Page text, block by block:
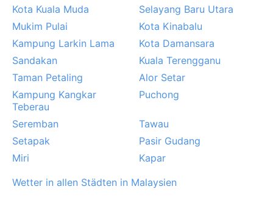
können sintflutartige Regenfälle zu
Überschwemmungen in tief liegenden Gebieten
führen. Auch gelegentliche tropische Stürme oder
Gewitterzellen mit starken Windböen sind möglich,
allerdings keine Hurrikane. Wer das authentische
tropische Regenwalderlebnis sucht, für den ist die
Regenzeit dennoch nicht abzuschrecken – endlose
entschädigen für nasse Tage.
Kota Kuala Muda
Selayang Baru Utara
Mukim Pulai
Kota Kinabalu
Kampung Larkin Lama
Kota Damansara
Sandakan
Kuala Terengganu
Taman Petaling
Alor Setar
Kampung Kangkar
Teberau
Puchong
Seremban
Tawau
Setapak
Pasir Gudang
Miri
Kapar
Wetter in allen Städten in Malaysien